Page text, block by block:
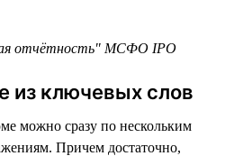
отчётность" МСФО IPO
из ключевых слов
можно сразу по нескольким
Причем достаточно,